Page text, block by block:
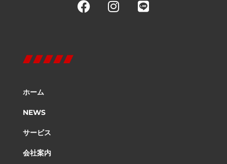
ホーム
NEWS
サービス
会社案内